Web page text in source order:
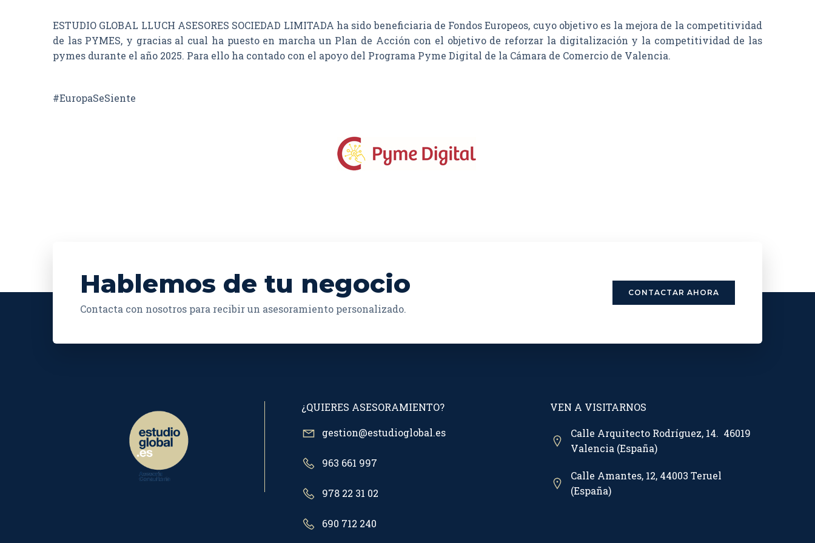
ESTUDIO GLOBAL LLUCH ASESORES SOCIEDAD LIMITADA ha sido beneficiaria de Fondos Europeos, cuyo objetivo es la mejora de la competitividad
de las PYMES, y gracias al cual ha puesto en marcha un Plan de Acción con el objetivo de reforzar la digitalización y la competitividad de las
pymes durante el año 2025. Para ello ha contado con el apoyo del Programa Pyme Digital de la Cámara de Comercio de Valencia.
#EuropaSeSiente
Hablemos de tu negocio
Contacta con nosotros para recibir un asesoramiento personalizado.
CONTACTAR AHORA
¿QUIERES ASESORAMIENTO?
gestion@estudioglobal.es
963 661 997
978 22 31 02
690 712 240
VEN A VISITARNOS
Calle Arquitecto Rodríguez, 14. 46019
Valencia (España)
Calle Amantes, 12, 44003 Teruel
(España)